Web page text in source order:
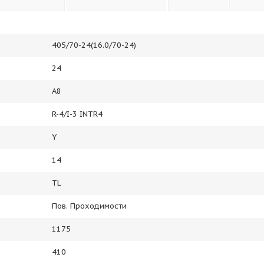
405/70-24(16.0/70-24)
24
A8
R-4/I-3 INTR4
Y
14
TL
Пов. Проходимости
1175
410